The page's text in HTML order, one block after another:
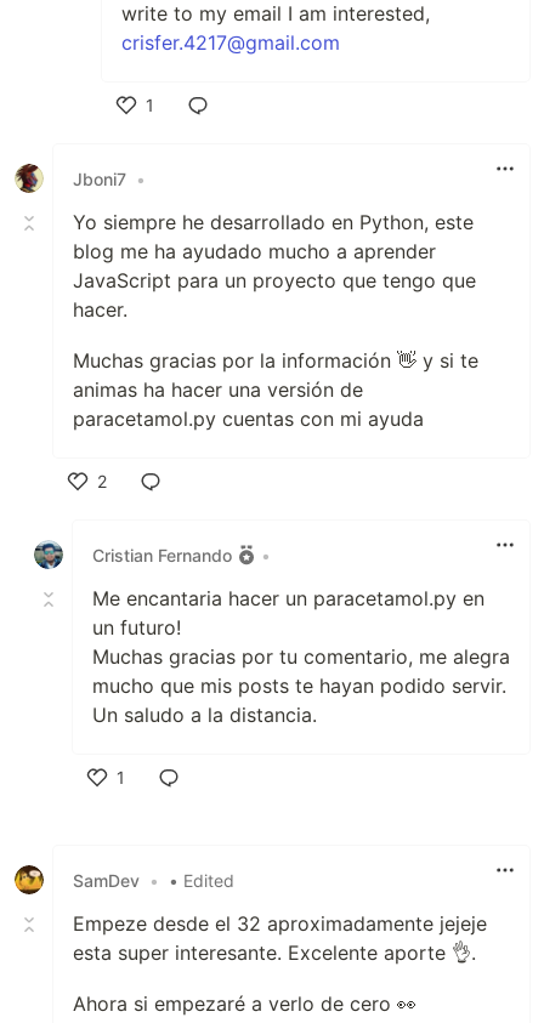
write to my email I am interested,
crisfer.4217@gmail.com
1
Jboni7 •
Yo siempre he desarrollado en Python, este
blog me ha ayudado mucho a aprender
JavaScript para un proyecto que tengo que
hacer.
Muchas gracias por la información 👋 y si te
animas ha hacer una versión de
paracetamol.py cuentas con mi ayuda
2
Cristian Fernando
•
Me encantaria hacer un paracetamol.py en
un futuro!
Muchas gracias por tu comentario, me alegra
mucho que mis posts te hayan podido servir.
Un saludo a la distancia.
1
SamDev • • Edited
Empeze desde el 32 aproximadamente jejeje
esta super interesante. Excelente aporte 👌.
Ahora si empezaré a verlo de cero 👀